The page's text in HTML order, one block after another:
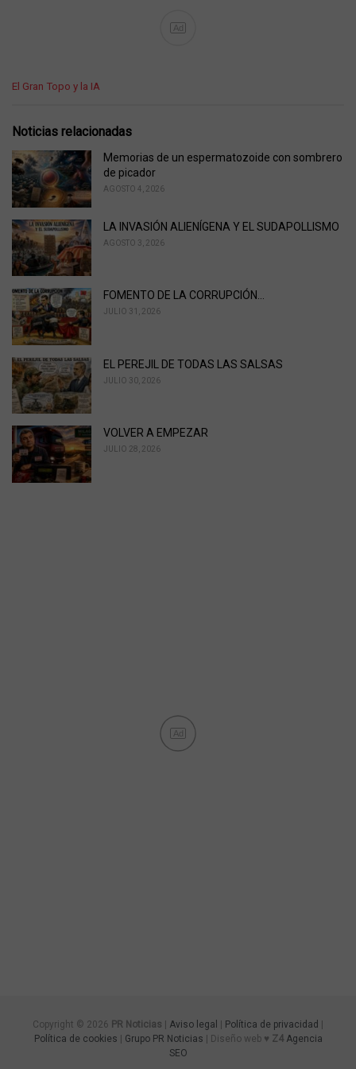
Ad
C
e
o
i
e
:
El Gran Topo y la IA
Noticias relacionadas
Memorias de un espermatozoide con sombrero
de picador
AGOSTO 4, 2026
LA INVASIÓN ALIENÍGENA Y EL SUDAPOLLISMO
AGOSTO 3, 2026
FOMENTO DE LA CORRUPCIÓN…
JULIO 31, 2026
EL PEREJIL DE TODAS LAS SALSAS
JULIO 30, 2026
VOLVER A EMPEZAR
JULIO 28, 2026
Ad
Copyright © 2026 PR Noticias Aviso legal Política de privacidad
Política de cookies
Grupo PR Noticias | Diseño web ♥ Z4 Agencia
SEO